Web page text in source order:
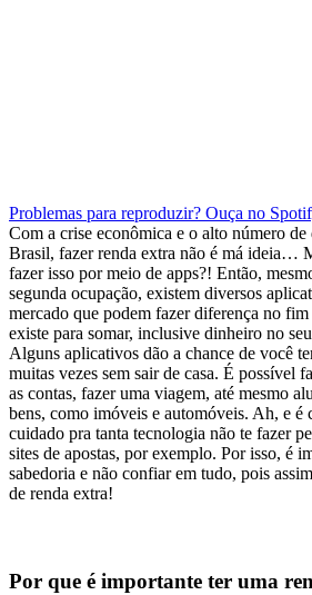
Problemas para reproduzir? Ouça no
Com a crise econômica e o alto número de
Brasil, fazer renda extra não é má ideia…
fazer isso por meio de apps?! Então,
segunda ocupação, existem diversos
mercado que podem fazer diferença no
existe para somar, inclusive dinheiro no
Alguns aplicativos dão a chance de você
muitas vezes sem sair de casa. É possível
as contas, fazer uma viagem, até mesmo
bens, como imóveis e automóveis. Ah, e é
cuidado pra tanta tecnologia não te fazer
sites de apostas, por exemplo. Por isso, é
sabedoria e não confiar em tudo, pois
de renda extra!
Por que é importante ter uma